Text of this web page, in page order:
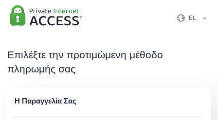
EL
Επιλέξτε την προτιμώμενη μέθοδο
πληρωμής σας
Η Παραγγελία Σας